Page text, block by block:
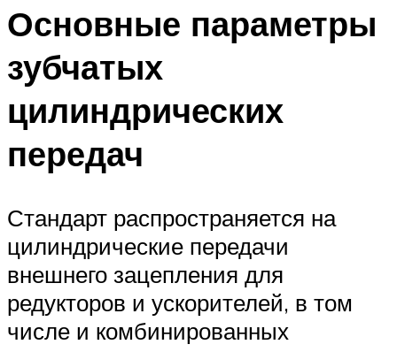
Основные параметры
зубчатых
цилиндрических
передач
Стандарт распространяется на
цилиндрические передачи
внешнего зацепления для
редукторов и ускорителей, в том
числе и комбинированных